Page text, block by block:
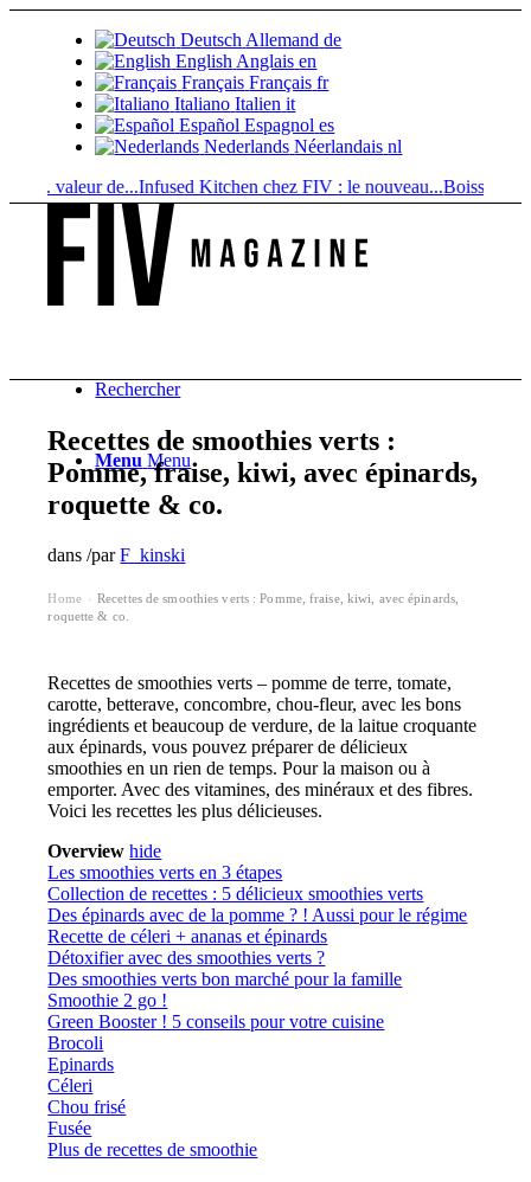
Deutsch Allemand de
English Anglais en
Français Français fr
Italiano Italien it
Español Espagnol es
Nederlands Néerlandais nl
valeur de...Infused Kitchen chez FIV : le nouveau...Boissons au
Rechercher
Menu Menu
Recettes de smoothies verts :
Pomme, fraise, kiwi, avec épinards,
roquette & co.
dans/parF_kinski
Home
Recettes de smoothies verts : Pomme, fraise, kiwi, avec épinards,
roquette & co.
Recettes de smoothies verts – pomme de terre, tomate,
carotte, betterave, concombre, chou-fleur, avec les bons
ingrédients et beaucoup de verdure, de la laitue croquante
aux épinards, vous pouvez préparer de délicieux
smoothies en un rien de temps. Pour la maison ou à
emporter. Avec des vitamines, des minéraux et des fibres.
Voici les recettes les plus délicieuses.
Overview hide
Les smoothies verts en 3 étapes
Collection de recettes : 5 délicieux smoothies verts
Des épinards avec de la pomme ? ! Aussi pour le régime
Recette de céleri + ananas et épinards
Détoxifier avec des smoothies verts ?
Des smoothies verts bon marché pour la famille
Smoothie 2 go !
Green Booster ! 5 conseils pour votre cuisine
Brocoli
Epinards
Céleri
Chou frisé
Fusée
Plus de recettes de smoothie